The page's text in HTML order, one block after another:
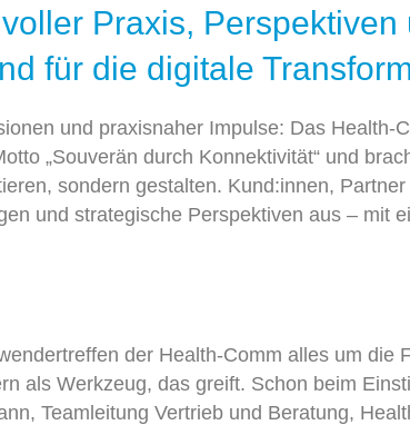
Praxis,
für die digitale
und praxisnaher Impulse: Das Health-
„Souverän durch Konnektivität“ und
sondern gestalten. Kund:innen, Partner
und strategische Perspektiven aus – mit
der Health-Comm alles um die
als Werkzeug, das greift. Schon beim
, Teamleitung Vertrieb und Beratung,